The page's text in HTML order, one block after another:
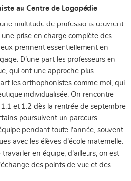
au Centre de Logopédie
multitude de professions œuvrent
prise en charge complète des
prennent essentiellement en
D’une part les professeurs en
qui ont une approche plus
les orthophonistes comme moi, qui
individualisée. On rencontre
et 1.2 dès la rentrée de septembre
poursuivent un parcours
pendant toute l'année, souvent
avec les élèves d'école maternelle.
en équipe, d'ailleurs, on est
des points de vue et des